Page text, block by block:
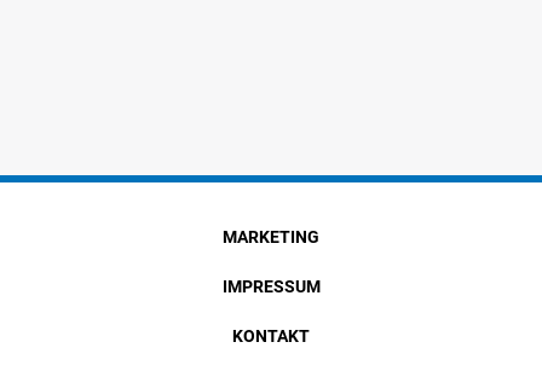
MARKETING
IMPRESSUM
KONTAKT